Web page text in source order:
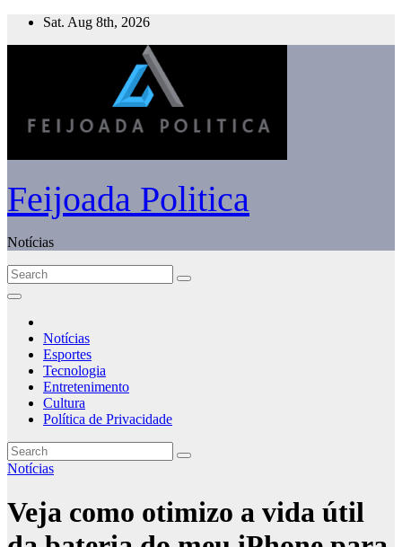
Skip
Sat. Aug 8th, 2026
Feijoada Politica
Notícias
Notícias
Esportes
Tecnologia
Entretenimento
Cultura
Política de Privacidade
Notícias
Veja como otimizo a vida útil